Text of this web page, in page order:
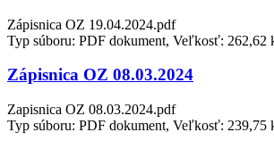
Zápisnica OZ 19.04.2024.pdf
Typ súboru: PDF dokument, Veľkosť: 262,62
Zápisnica OZ 08.03.2024
Zapisnica OZ 08.03.2024.pdf
Typ súboru: PDF dokument, Veľkosť: 239,75